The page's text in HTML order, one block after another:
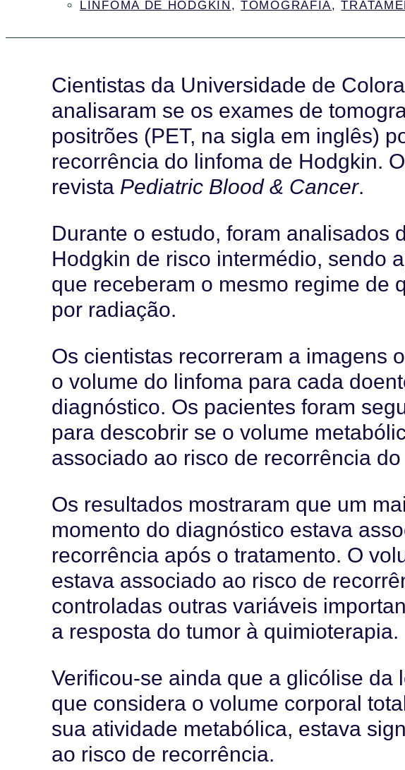
LINFOMA DE HODGKIN ,TOMOGRAFIA,
Cientistas da Universidade de
analisaram se os exames de
positrões (PET, na sigla em inglês)
recorrência do linfoma de Hodgkin.
revista Pediatric Blood & Cancer.
Durante o estudo, foram analisados
Hodgkin de risco intermédio, sendo
que receberam o mesmo regime de
por radiação.
Os cientistas recorreram a imagens
o volume do linfoma para cada
diagnóstico. Os pacientes foram
para descobrir se o volume
associado ao risco de recorrência
Os resultados mostraram que um
momento do diagnóstico estava
recorrência após o tratamento. O
estava associado ao risco de
controladas outras variáveis
a resposta do tumor à quimioterapia.
Verificou-se ainda que a glicólise da
que considera o volume corporal
sua atividade metabólica, estava
ao risco de recorrência.